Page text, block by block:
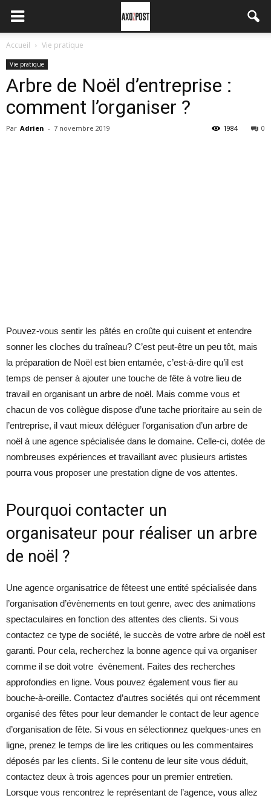
Accueil Vie pratique
Vie pratique
Arbre de Noël d’entreprise :
comment l’organiser ?
Par Adrien - 7 novembre 2019 0
1984
Pouvez-vous sentir les pâtés en croûte qui cuisent et entendre
sonner les cloches du traîneau? C’est peut-être un peu tôt, mais
la préparation de Noël est bien entamée, c’est-à-dire qu’il est
temps de penser à ajouter une touche de fête à votre lieu de
travail en organisant un arbre de noël. Mais comme vous et
chacun de vos collègue dispose d’une tache prioritaire au sein de
l’entreprise, il vaut mieux déléguer l’organisation d’un arbre de
noël à une agence spécialisée dans le domaine. Celle-ci, dotée de
nombreuses expériences et travaillant avec plusieurs artistes
pourra vous proposer une prestation digne de vos attentes.
Pourquoi contacter un
organisateur pour réaliser un arbre
de noël ?
Une agence organisatrice de fêteest une entité spécialisée dans
l’organisation d’évènements en tout genre, avec des animations
spectaculaires en fonction des attentes des clients. Si vous
contactez ce type de société, le succès de votre arbre de noël est
garanti. Pour cela, recherchez la bonne agence qui va organiser
comme il se doit votre évènement. Faites des recherches
approfondies en ligne. Vous pouvez également vous fier au
bouche-à-oreille. Contactez d’autres sociétés qui ont récemment
organisé des fêtes pour leur demander le contact de leur agence
d’organisation de fête. Si vous en sélectionnez quelques-unes en
ligne, prenez le temps de lire les critiques ou les commentaires
déposés par les clients. Si le contenu de leur site vous déduit,
contactez deux à trois agences pour un premier entretien.
Lorsque vous rencontrez le représentant de l’agence, vous allez